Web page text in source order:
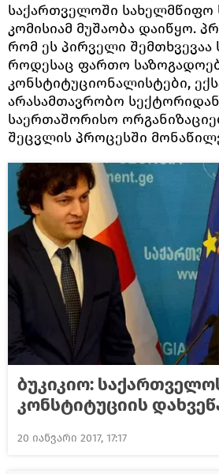
საქართველოში სახელმწიფო
კომისიამ მუშაობა დაიწყო.
რომ ეს პირველი
როდესაც ფართო
კონსტიტუციონალისტები,
არასამთავრობო
საერთაშორისო
შეცვლის პროცესში
ბუკიკიო:
კონსტიტუციის
20 იანვარი 2017, 17:17